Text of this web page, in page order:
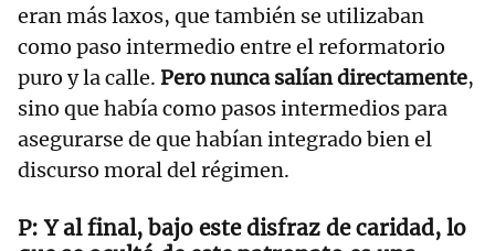
eran más laxos, que también se utilizaban
como paso intermedio entre el reformatorio
puro y la calle. Pero nunca salían directamente,
sino que había como pasos intermedios para
asegurarse de que habían integrado bien el
discurso moral del régimen.
Y al final, bajo este disfraz de caridad, lo